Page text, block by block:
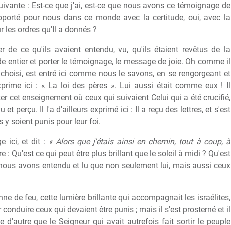
: Est-ce que j'ai, est-ce que nous avons ce témoignage de
pour nous dans ce monde avec la certitude, oui, avec la
les ordres qu'Il a donnés ?
de ce qu'ils avaient entendu, vu, qu'ils étaient revêtus de la
et porter le témoignage, le message de joie. Oh comme il
est entré ici comme nous le savons, en se rengorgeant et
ici : « La loi des pères ». Lui aussi était comme eux ! Il
cet enseignement où ceux qui suivaient Celui qui a été crucifié,
perçu. Il l'a d'ailleurs exprimé ici : Il a reçu des lettres, et s'est
y soient punis pour leur foi.
ici, et dit : « Alors que j'étais ainsi en chemin, tout à coup, à
: Qu'est ce qui peut être plus brillant que le soleil à midi ? Qu'est
avons entendu et lu que non seulement lui, mais aussi ceux
de feu, cette lumière brillante qui accompagnait les israélites,
ceux qui devaient être punis ; mais il s'est prosterné et il
d'autre que le Seigneur qui avait autrefois fait sortir le peuple